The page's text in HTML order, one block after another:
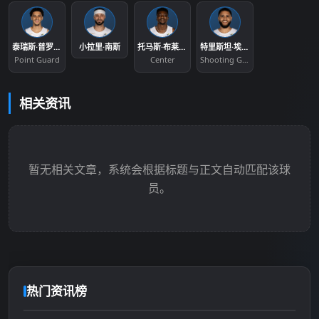
泰瑞斯·普罗克特
Point Guard
小拉里·南斯
托马斯·布莱恩特
Center
特里斯坦·埃纳鲁纳
Shooting Guard
相关资讯
暂无相关文章，系统会根据标题与正文自动匹配该球
员。
热门资讯榜